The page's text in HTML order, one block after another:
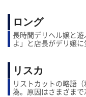
ロング
長時間デリヘル嬢と
よ」と店長がデリ嬢に
リスカ
リストカットの略語
為。原因はさまざまで